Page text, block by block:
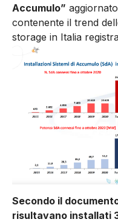
Accumulo”
contenente il trend
storage in Italia
Secondo il
risultavano installati